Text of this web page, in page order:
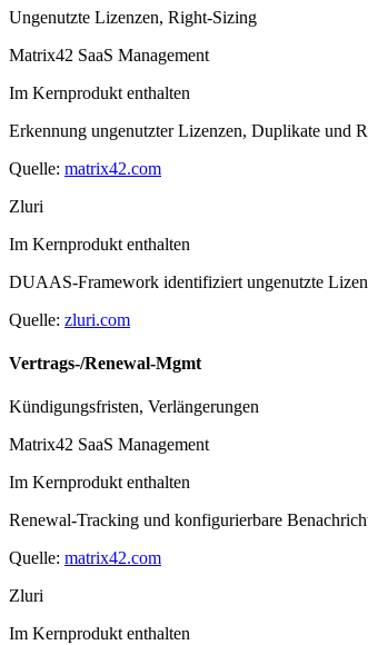
Ungenutzte Lizenzen, Right-Sizing
Matrix42 SaaS Management
Im Kernprodukt enthalten
Erkennung ungenutzter Lizenzen, Duplikate und
Quelle: matrix42.com
Zluri
Im Kernprodukt enthalten
DUAAS-Framework identifiziert ungenutzte
Quelle: zluri.com
Vertrags-/Renewal-Mgmt
Kündigungsfristen, Verlängerungen
Matrix42 SaaS Management
Im Kernprodukt enthalten
Renewal-Tracking und konfigurierbare
Quelle: matrix42.com
Zluri
Im Kernprodukt enthalten